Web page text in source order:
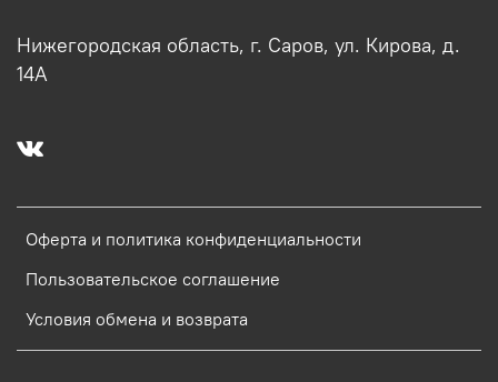
Оферта и политика конфиденциальности
Пользовательское соглашение
Условия обмена и возврата
Нижегородская область, г. Саров, ул. Кирова, д.
14А